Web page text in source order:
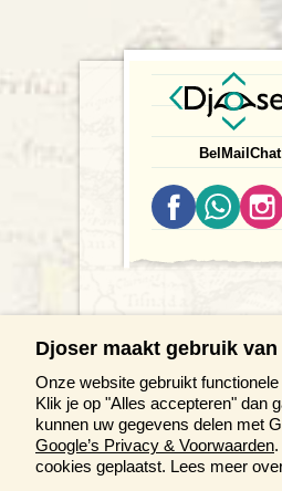
Bel Mail Chat
Djoser maakt gebruik
Onze website gebruikt
Klik je op "Alles accepteren" dan
kunnen uw gegevens delen met
Google’s Privacy & Voorwaarden
cookies geplaatst. Lees meer